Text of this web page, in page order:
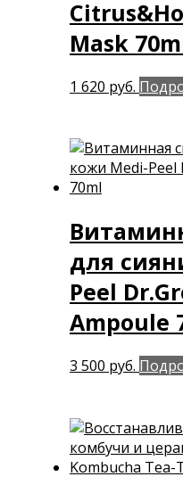
Mask
1 620 руб.
для
Peel
Ampoule
3 500 руб.